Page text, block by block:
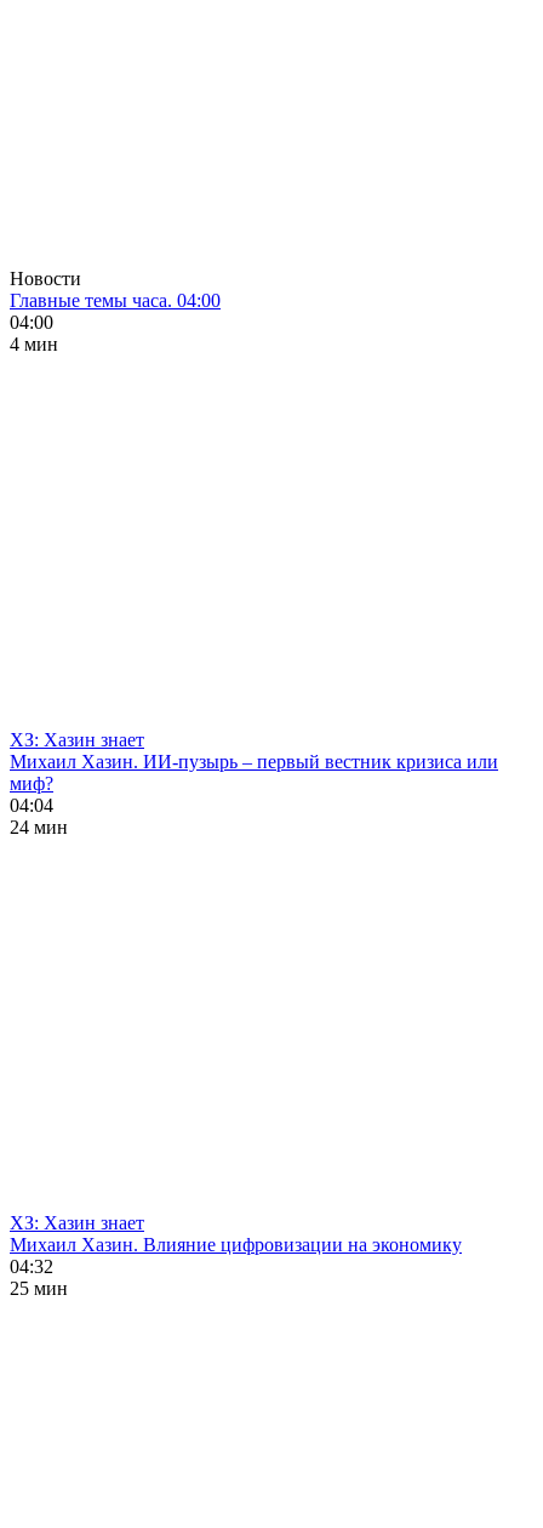
Новости
Главные темы часа. 04:00
04:00
4 мин
ХЗ: Хазин знает
Михаил Хазин. ИИ-пузырь – первый вестник кризиса или
миф?
04:04
24 мин
ХЗ: Хазин знает
Михаил Хазин. Влияние цифровизации на экономику
04:32
25 мин